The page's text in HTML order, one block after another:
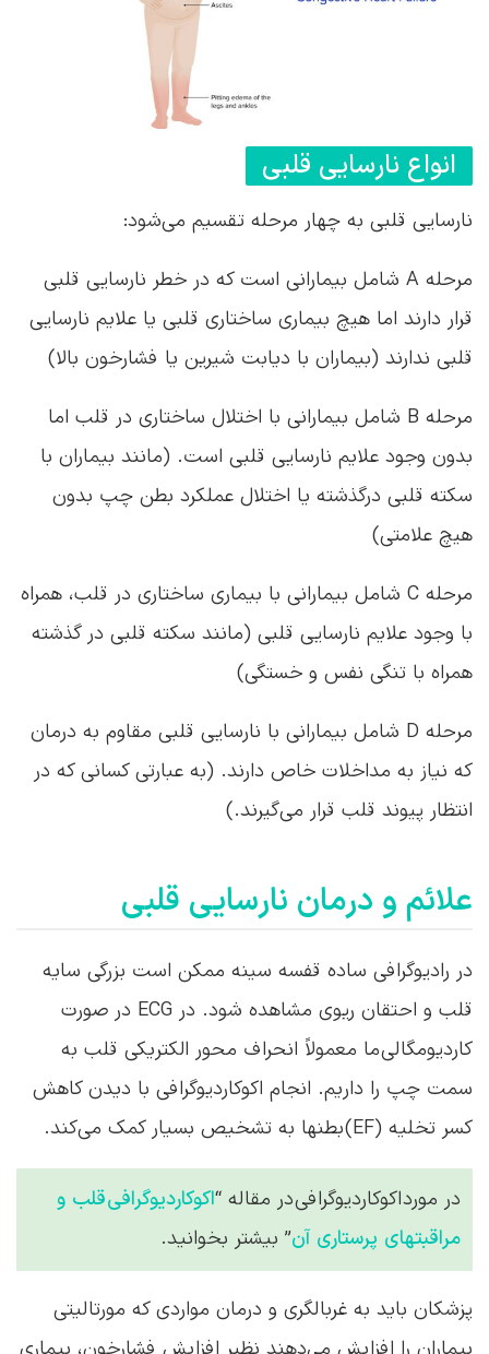
انواع نارسایی قلبی
نارسایی قلبی به چهار مرحله تقسیم می‌شود:
مرحله A شامل بیمارانی است که در خطر نارسایی قلبی
قرار دارند اما هیچ بیماری ساختاری قلبی یا علایم نارسایی
قلبی ندارند (بیماران با دیابت شیرین یا فشارخون بالا)
مرحله B شامل بیمارانی با اختلال ساختاری در قلب اما
بدون وجود علایم نارسایی قلبی است. (مانند بیماران با
سکته قلبی درگذشته یا اختلال عملکرد بطن چپ بدون
هیچ علامتی)
مرحله C شامل بیمارانی با بیماری ساختاری در قلب، همراه
با وجود علایم نارسایی قلبی (مانند سکته قلبی در گذشته
همراه با تنگی نفس و خستگی)
مرحله D شامل بیمارانی با نارسایی قلبی مقاوم به درمان
که نیاز به مداخلات خاص دارند. (به عبارتی کسانی که در
انتظار پیوند قلب قرار می‌گیرند.)
علائم و درمان نارسایی قلبی
در رادیوگرافی ساده قفسه سینه ممکن است بزرگی سایه
قلب و احتقان ریوی مشاهده شود. در ECG در صورت
کاردیومگالی ما معمولاً انحراف محور الکتریکی قلب به
سمت چپ را داریم. انجام اکوکاردیوگرافی با دیدن کاهش
کسر تخلیه (EF) بطنها به تشخیص بسیار کمک می‌کند.
در مورد اکوکاردیوگرافی در مقاله “اکوکاردیوگرافی قلب و
مراقبتهای پرستاری آن” بیشتر بخوانید.
پزشکان باید به غربالگری و درمان مواردی که مورتالیتی